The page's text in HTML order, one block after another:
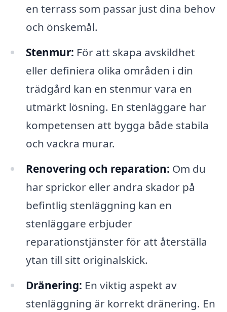
en terrass som passar just dina behov
och önskemål.
Stenmur: För att skapa avskildhet
eller definiera olika områden i din
trädgård kan en stenmur vara en
utmärkt lösning. En stenläggare har
kompetensen att bygga både stabila
och vackra murar.
Renovering och reparation: Om du
har sprickor eller andra skador på
befintlig stenläggning kan en
stenläggare erbjuder
reparationstjänster för att återställa
ytan till sitt originalskick.
Dränering: En viktig aspekt av
stenläggning är korrekt dränering. En